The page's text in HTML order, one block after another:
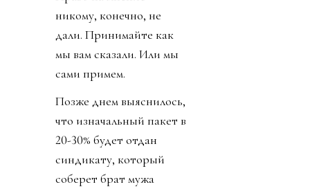
никому, конечно, не
дали. Принимайте как
мы вам сказали. Или мы
сами примем.
Позже днем выяснилось,
что изначальный пакет в
20-30% будет отдан
синдикату, который
соберет брат мужа